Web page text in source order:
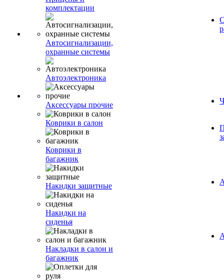
комплектации
Автосигнализации,
охранные системы
Автоэлектроника
Аксессуары прочие
Коврики в салон
Коврики в
багажник
Накидки защитные
Накидки на
сиденья
Накладки в салон и
багажник